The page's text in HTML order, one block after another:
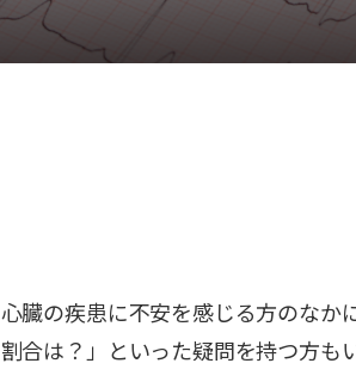
心臓の疾患に不安を感じる方のなか
割合は？」といった疑問を持つ方も